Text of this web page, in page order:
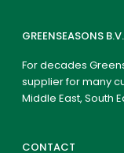
GREENSEASONS B.V.
For decades
supplier for many
Middle East, South
CONTACT